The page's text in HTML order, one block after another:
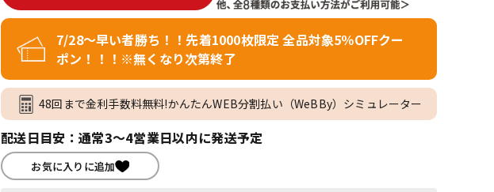
7/28～早い者勝ち！！先着1000枚限定 全品対象5％OFFクー
ポン！！！※無くなり次第終了
48回まで金利手数料無料!かんたんWEB分割払い（WeBBy）シミュレーター
配送日目安：通常3～4営業日以内に発送予定
お気に入りに追加